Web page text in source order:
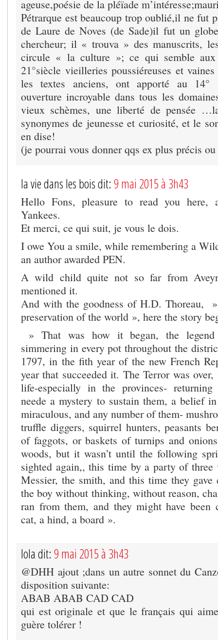
ageuse,poésie de la pléïade
Pétrarque est beaucoup trop oublié,il ne fut
de Laure de Noves (de Sade)il fut un
chercheur; il « trouva » des manuscrits,
circule « la culture »; ce qui semble aux
21°siècle vieilleries poussiéreuses et
les textes anciens, ont apporté au 14°
ouverture incroyable dans tous les
vieux schèmes, une liberté de pensée
synonymes de jeunesse et curiosité, et le
en dise!
(je pourrai vous donner qqs ex plus précis ou
la vie dans les bois dit: 9 mai 2015 à 3h43
Hello Fons, pleasure to read you here,
Yankees.
Et merci, ce qui suit, je vous le dois.
I owe You a smile, while remembering a
an author awarded PEN.
A wild child quite not so far from
mentioned it.
And with the goodness of H.D. Thoreau,
preservation of the world », here the story
» That was how it began, the legend
simmering in every pot throughout the
1797, in the fith year of the new French
year that succeeded it. The Terror was
life-especially in the provinces-
neede a mystery to sustain them, a belief
miraculous, and any number of them-
truffle diggers, squirrel hunters, peasants
of faggots, or baskets of turnips and
woods, but it wasn’t until the following
sighted again,, this time by a party of three
Messier, the smith, and this time they gave
the boy without thinking, without reason,
ran from them, and they might have been
cat, a hind, a board ».
lola dit: 9 mai 2015 à 3h43
@DHH ajout ;dans un autre sonnet du
disposition suivante:
ABAB ABAB CAD CAD
qui est originale et que le français qui
guère tolérer !